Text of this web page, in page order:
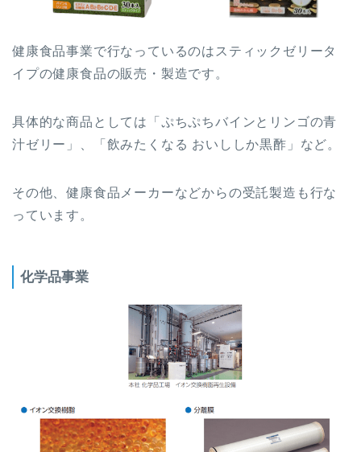
健康食品事業で行なっているのはスティックゼリータ
イプの健康食品の販売・製造です。
具体的な商品としては「ぷちぷちバインとリンゴの青
汁ゼリー」、「飲みたくなる おいししか黒酢」など。
その他、健康食品メーカーなどからの受託製造も行な
っています。
化学品事業